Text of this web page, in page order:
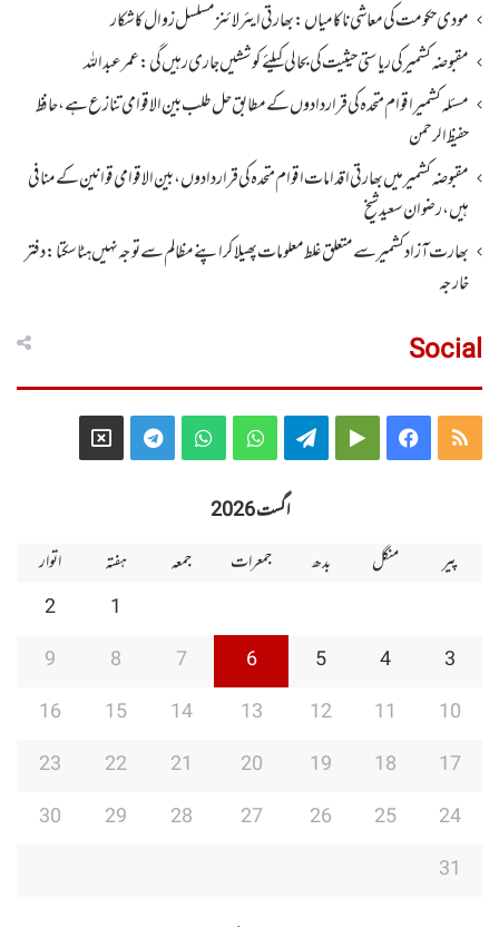
مودی حکومت کی معاشی ناکامیاں: بھارتی ایئرلائنز مسلسل زوال کا شکار
مقبوضہ کشمیر کی ریاستی حیثیت کی بحالی کیلئے کوششیں جاری رہیں گی: عمر عبداللہ
مسئلہ کشمیر اقوام متحدہ کی قراردادوں کے مطابق حل طلب بین الاقوامی تنازع ہے، حافظ
حفیظ الرحمن
مقبوضہ کشمیر میں بھارتی اقدامات اقوام متحدہ کی قراردادوں، بین الاقوامی قوانین کے منافی
ہیں،رضوان سعید شیخ
بھارت آزاد کشمیر سے متعلق غلط معلومات پھیلا کر اپنے مظالم سے توجہ نہیں ہٹا سکتا: دفتر
خارجہ
Social
RSS
Facebook
Google
Telegram
WhatsApp
WhatsApp
Telegram
X
اگست 2026
پیر
منگل بدھ جمعرات جمعہ ہفتہ
اتوار
1
2
3
4
5
6
7
8
9
10
11
12
13
14
15
16
17
18
19
20
21
22
23
24
25
26
27
28
29
30
31